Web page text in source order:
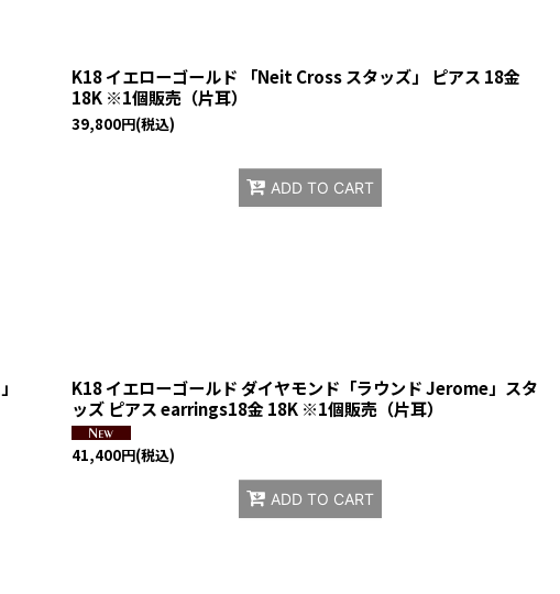
K18 イエローゴールド 「Neit Cross スタッズ」 ピアス 18金
18K ※1個販売（片耳）
39,800円(税込)
ADD TO CART
K18 イエローゴールド ダイヤモンド「ラウンド Jerome」スタ
ッズ ピアス earrings18金 18K ※1個販売（片耳）
41,400円(税込)
ADD TO CART